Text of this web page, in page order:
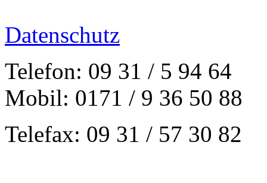
Datenschutz
Telefon: 09 31 / 5 94 64
Mobil: 0171 / 9 36 50 88
Telefax: 09 31 / 57 30 82